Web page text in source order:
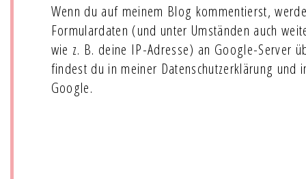
Wenn du auf meinem Blog kommentierst,
Formulardaten (und unter Umständen auch
wie z. B. deine IP-Adresse) an Google-Server
findest du in meiner Datenschutzerklärung und
Google.